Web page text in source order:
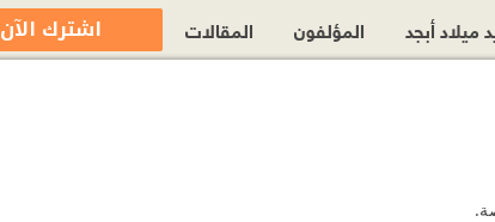
ميلاد أبجد المؤلفون المقالات اشترك الآن